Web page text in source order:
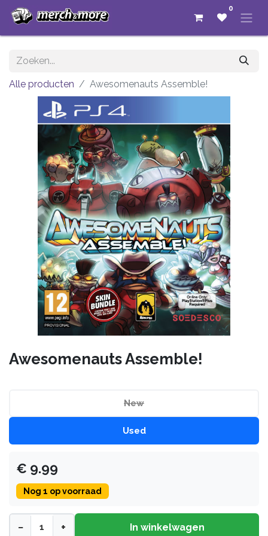
0
Alle producten Awesomenauts Assemble!
Awesomenauts Assemble!
New
Used
€ 9.99
Nog 1 op voorraad
− + In winkelwagen